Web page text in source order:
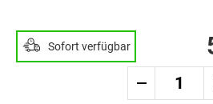
Sofort verfügbar
springen
Bildergalerie
springen